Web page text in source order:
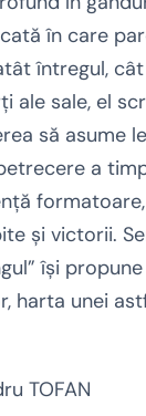
în care
întregul,
ale sale, el
să asume
a
și victorii.
își
harta unei
TOFAN